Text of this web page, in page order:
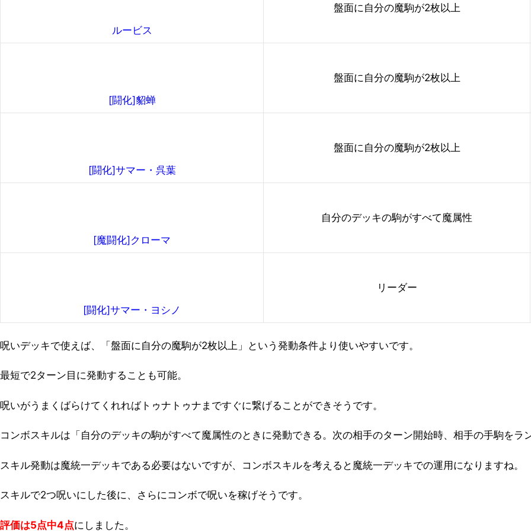
ルービス
盤面に自分の魔駒が2枚以上
[闘化]貂蝉
盤面に自分の魔駒が2枚以上
[闘化]サマー・呉葉
盤面に自分の魔駒が2枚以上
[魔闘化]クローマ
自分のデッキの駒がすべて魔属性
[闘化]サマー・ヨシノ
リーダー
呪いデッキで使えば、「盤面に自分の魔駒が2枚以上」という発動条件より使いやすいです。
最短で2ターン目に発動することも可能。
呪いがうまくばらけてくれればトゥナトゥナまですぐに繋げることができそうです。
コンボスキルは「自分のデッキの駒がすべて魔属性のときに発動できる。次の相手のターン開始時、相手の手駒をラ
スキル発動は魔統一デッキである必要はないですが、コンボスキルを考えると魔統一デッキでの運用になりますね。
スキルで2つ呪いにした後に、さらにコンボで呪いを稼げそうです。
評価は5点中4点にしました。